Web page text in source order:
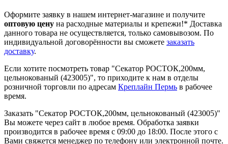
Оформите заявку в нашем интернет-магазине и получите
оптовую цену на расходные материалы и крепежи!* Доставка
данного товара не осуществляется, только самовывозом. По
индивидуальной договорённости вы сможете заказать
доставку.
Если хотите посмотреть товар "Секатор РОСТОК,200мм,
цельнокованый (423005)", то приходите к нам в отделы
розничной торговли по адресам Креплайн Пермь в рабочее
время.
Заказать "Секатор РОСТОК,200мм, цельнокованый (423005)"
Вы можете через сайт в любое время. Обработка заявки
производится в рабочее время с 09:00 до 18:00. После этого с
Вами свяжется менеджер по телефону или электронной почте.